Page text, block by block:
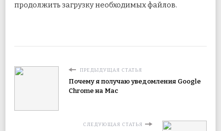
продолжить загрузку необходимых файлов.
ПРЕДЫДУЩАЯ СТАТЬЯ
Почему я получаю уведомления Google
Chrome на Mac
СЛЕДУЮЩАЯ СТАТЬЯ